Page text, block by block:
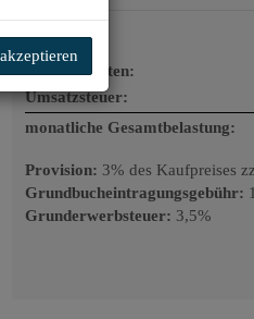
Kaufpreis:
Betriebskosten:
Umsatzsteuer:
monatliche Gesamtbelastung:
Provision: 3% des Kaufpreises
Grundbucheintragungsgebühr:
Grunderwerbsteuer: 3,5%